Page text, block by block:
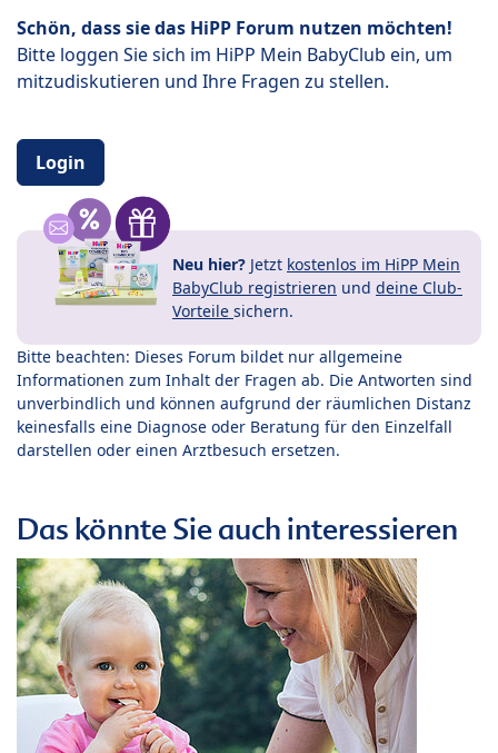
Schön, dass sie das HiPP Forum nutzen möchten!
Bitte loggen Sie sich im HiPP Mein BabyClub ein, um
mitzudiskutieren und Ihre Fragen zu stellen.
Login
Neu hier? Jetzt kostenlos im HiPP Mein
BabyClub registrieren und deine Club-
Vorteile sichern.
Bitte beachten: Dieses Forum bildet nur allgemeine
Informationen zum Inhalt der Fragen ab. Die Antworten sind
unverbindlich und können aufgrund der räumlichen Distanz
keinesfalls eine Diagnose oder Beratung für den Einzelfall
darstellen oder einen Arztbesuch ersetzen.
Das könnte Sie auch interessieren